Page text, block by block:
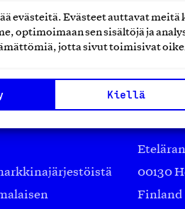
evästeitä. Evästeet auttavat meitä
optimoimaan sen sisältöjä ja
jotta sivut toimisivat
Kiellä
00130
Finland